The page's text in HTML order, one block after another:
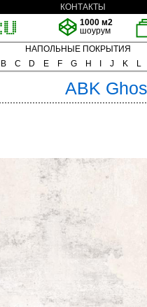
КОНТАКТЫ
1000 м2
шоурум
НАПОЛЬНЫЕ ПОКРЫТИЯ
B C D E F G H J K L
ABK